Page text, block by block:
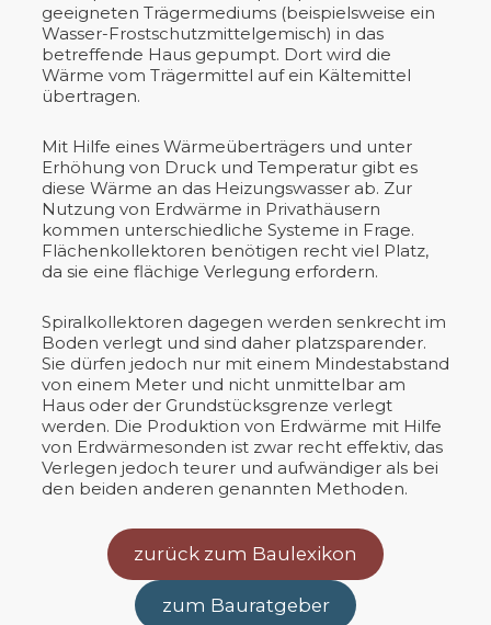
geeigneten Trägermediums (beispielsweise ein
Wasser-Frostschutzmittelgemisch) in das
betreffende Haus gepumpt. Dort wird die
Wärme vom Trägermittel auf ein Kältemittel
übertragen.
Mit Hilfe eines Wärmeüberträgers und unter
Erhöhung von Druck und Temperatur gibt es
diese Wärme an das Heizungswasser ab. Zur
Nutzung von Erdwärme in Privathäusern
kommen unterschiedliche Systeme in Frage.
Flächenkollektoren benötigen recht viel Platz,
da sie eine flächige Verlegung erfordern.
Spiralkollektoren dagegen werden senkrecht im
Boden verlegt und sind daher platzsparender.
Sie dürfen jedoch nur mit einem Mindestabstand
von einem Meter und nicht unmittelbar am
Haus oder der Grundstücksgrenze verlegt
werden. Die Produktion von Erdwärme mit Hilfe
von Erdwärmesonden ist zwar recht effektiv, das
Verlegen jedoch teurer und aufwändiger als bei
den beiden anderen genannten Methoden.
zurück zum Baulexikon
zum Bauratgeber